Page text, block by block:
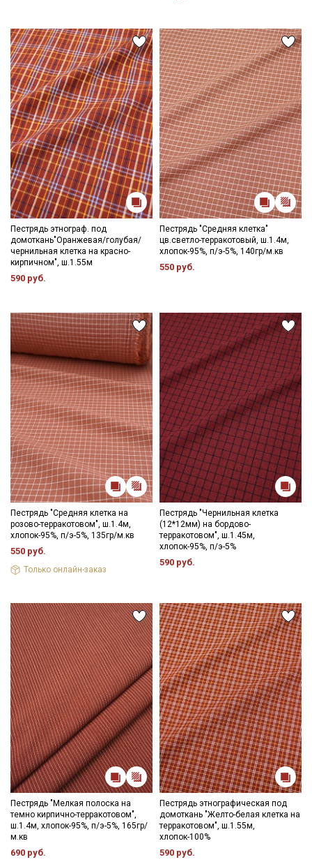
Пестрядь этнограф. под
домоткань"Оранжевая/голубая/
чернильная клетка на красно-
кирпичном", ш.1.55м
590 руб.
Пестрядь "Средняя клетка"
цв.светло-терракотовый, ш.1.4м,
хлопок-95%, п/э-5%, 140гр/м.кв
550 руб.
Пестрядь "Средняя клетка на
розово-терракотовом", ш.1.4м,
хлопок-95%, п/э-5%, 135гр/м.кв
550 руб.
Только онлайн-заказ
Пестрядь "Чернильная клетка
(12*12мм) на бордово-
терракотовом", ш.1.45м,
хлопок-95%, п/э-5%
590 руб.
Пестрядь "Мелкая полоска на
темно кирпично-терракотовом",
ш.1.4м, хлопок-95%, п/э-5%, 165гр/
м.кв
690 руб.
Пестрядь этнографическая под
домоткань "Желто-белая клетка на
терракотовом", ш.1.55м,
хлопок-100%
590 руб.